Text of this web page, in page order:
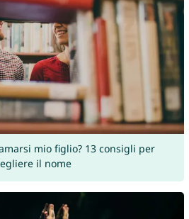
mio figlio? 13 consigli per
il nome